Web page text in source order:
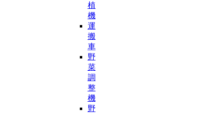
植
機
運
搬
車
野
菜
調
整
機
野